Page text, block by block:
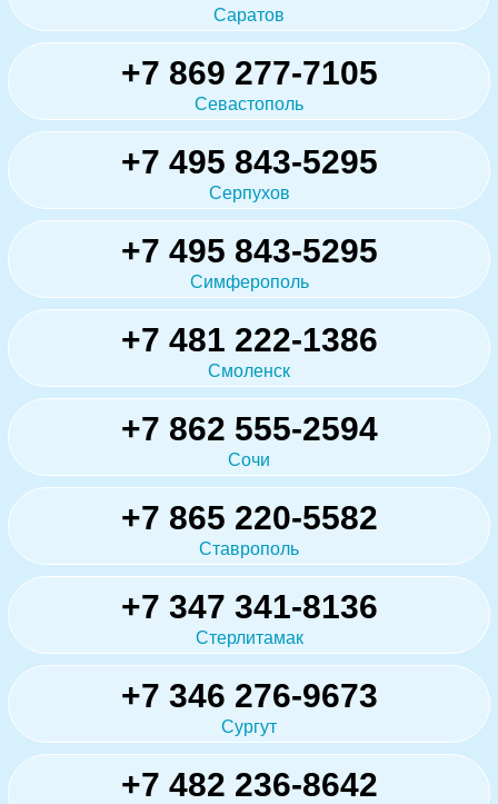
Саратов
+7 869 277-7105
Севастополь
+7 495 843-5295
Серпухов
+7 495 843-5295
Симферополь
+7 481 222-1386
Смоленск
+7 862 555-2594
Сочи
+7 865 220-5582
Ставрополь
+7 347 341-8136
Стерлитамак
+7 346 276-9673
Сургут
+7 482 236-8642